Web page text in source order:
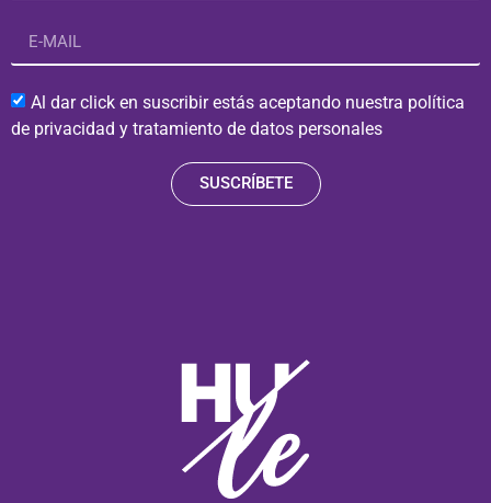
Al dar click en suscribir estás aceptando nuestra política
de privacidad y tratamiento de datos personales
SUSCRÍBETE